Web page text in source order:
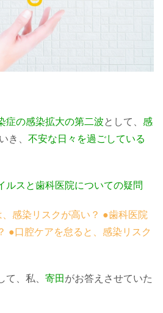
症の感染拡大の第二波として、 感
き、 不安な日々を過ごしている
ルスと歯科医院についての疑問
感染リスクが高い？ ●歯科医院
●口腔ケアを怠ると、感染リスク
て、私、 寄田 がお答えさせていた